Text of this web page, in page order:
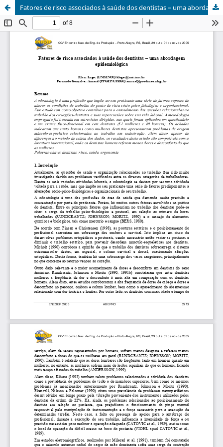
Fatores de risco associados à saúde dos dentistas – uma abordagem epidemiológica